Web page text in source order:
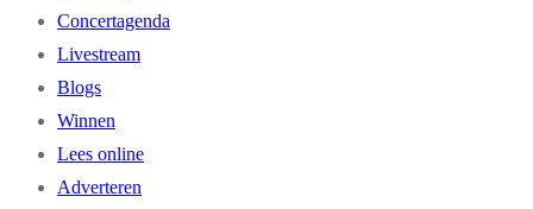
Concertagenda
Livestream
Blogs
Winnen
Lees online
Adverteren